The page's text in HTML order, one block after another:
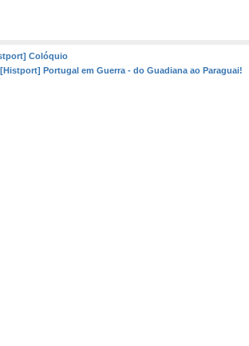
Colóquio
[Histport] Portugal em Guerra - do Guadiana ao Paraguai!